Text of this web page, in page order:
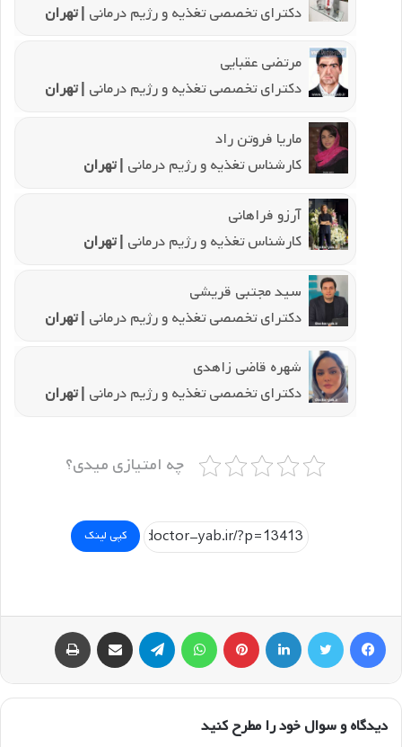
دکترای تخصصی تغذیه و رژیم درمانی | تهران
مرتضی عقبایی
دکترای تخصصی تغذیه و رژیم درمانی | تهران
ماریا فروتن راد
کارشناس تغذیه و رژیم درمانی | تهران
آرزو فراهانی
کارشناس تغذیه و رژیم درمانی | تهران
سید مجتبی قریشی
دکترای تخصصی تغذیه و رژیم درمانی | تهران
شهره قاضی زاهدی
دکترای تخصصی تغذیه و رژیم درمانی | تهران
چه امتیازی میدی؟
کپی لینک
فیسبوک توییتر لینکداین پینتریست تلگرام اشتراک گذاری با ایمیل
دیدگاه و سوال خود را مطرح کنید